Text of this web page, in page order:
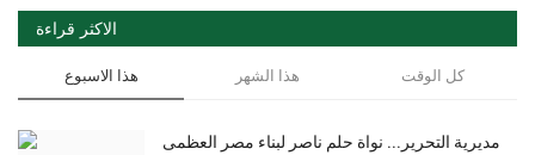
الاكثر قراءة
هذا الاسبوع هذا الشهر كل الوقت
مديرية التحرير... نواة حلم ناصر لبناء مصر العظمى